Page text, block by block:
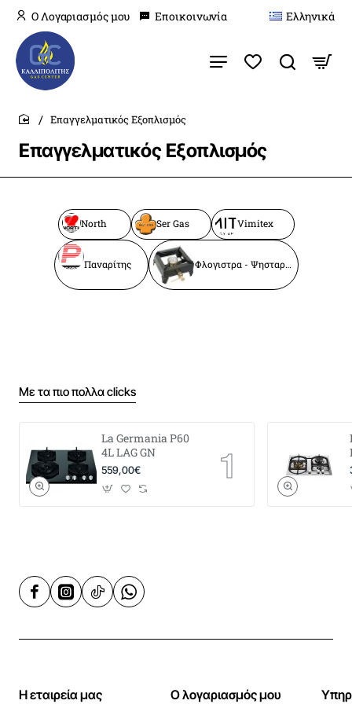
O Λογαριασμός μου Εποικοινωνία Ελληνικά
Επαγγελματικός Εξοπλισμός
home
Επαγγελματικός Εξοπλισμός
North Ser Gas Vimitex
Παναρίτης Φλογιστρα - Ψησταριες
Με τα πιο πολλα clicks
La Germania P60
4L LAG GN
559,00€
Η εταιρεία μας Ο λογαριασμός μου